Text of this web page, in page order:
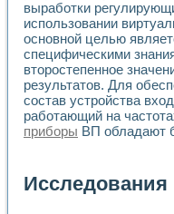
выработки
использовании
основной целью
специфическими
второстепенное
результатов. Для
состав устройства
работающий на
приборы ВП обладают
Исследования